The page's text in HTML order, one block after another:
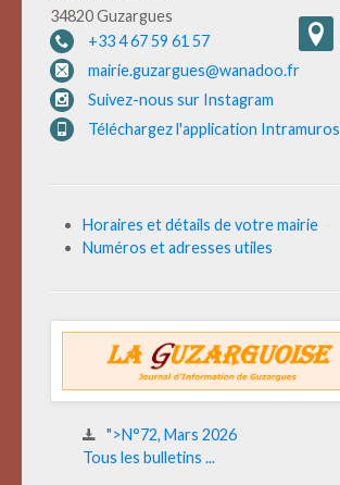
34820 Guzargues
+33 4 67 59 61 57
mairie.guzargues@wanadoo.fr
Suivez-nous sur Instagram
Téléchargez l'application Intramuros
Horaires et détails de votre mairie
Numéros et adresses utiles
">N°72, Mars 2026
Tous les bulletins ...